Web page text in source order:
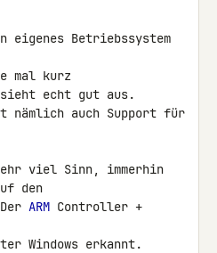
eigenes Betriebssystem
mal kurz
sieht echt gut aus.
nämlich auch Support für
viel Sinn, immerhin
ARM Controller +
Windows erkannt.